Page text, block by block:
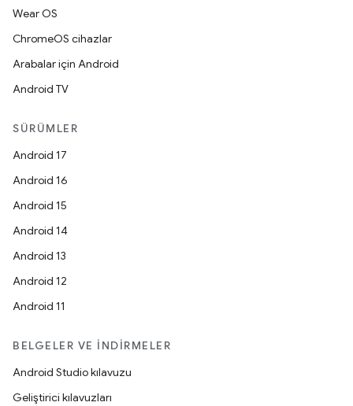
Wear OS
ChromeOS cihazlar
Arabalar için Android
Android TV
SÜRÜMLER
Android 17
Android 16
Android 15
Android 14
Android 13
Android 12
Android 11
BELGELER VE İNDIRMELER
Android Studio kılavuzu
Geliştirici kılavuzları